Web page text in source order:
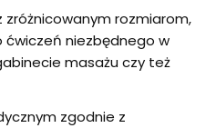
zróżnicowanym rozmiarom,
niezbędnego w
masażu czy też
zgodnie z